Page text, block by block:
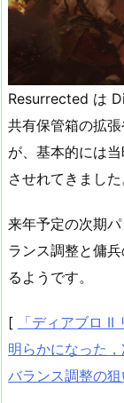
Resurrected は
共有保管箱の拡
が、基本的には
させれてきました
来年予定の次期
ランス調整と傭
るようです。
[
「ディアブロ
明らかになった
バランス調整の狙